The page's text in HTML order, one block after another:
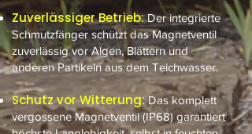
Zuverlässiger Betrieb:Der integrierte
Schmutzfänger schützt das Magnetventil
zuverlässig vor Algen, Blättern und
anderen Partikeln aus dem Teichwasser.
Schutz vor Witterung:Das komplett
vergossene Magnetventil (IP68) garantiert